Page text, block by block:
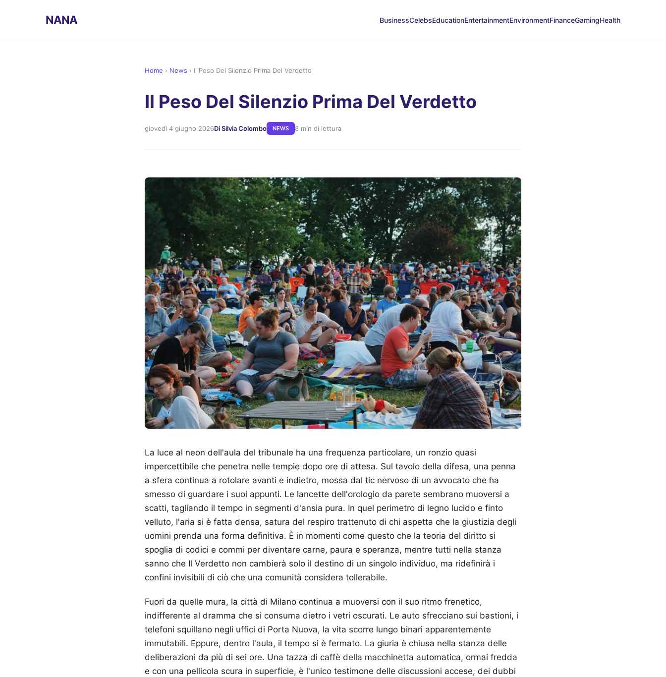
NANA BusinessCelebsEducationEntertainmentEnvironmentFinanceGamingHealth
Home › News › Il Peso Del Silenzio Prima Del Verdetto
Il Peso Del Silenzio Prima Del Verdetto
giovedì 4 giugno 2026Di Silvia Colombo NEWS 8 min di lettura
La luce al neon dell'aula del tribunale ha una frequenza particolare, un ronzio quasi
impercettibile che penetra nelle tempie dopo ore di attesa. Sul tavolo della difesa, una penna
a sfera continua a rotolare avanti e indietro, mossa dal tic nervoso di un avvocato che ha
smesso di guardare i suoi appunti. Le lancette dell'orologio da parete sembrano muoversi a
scatti, tagliando il tempo in segmenti d'ansia pura. In quel perimetro di legno lucido e finto
velluto, l'aria si è fatta densa, satura del respiro trattenuto di chi aspetta che la giustizia degli
uomini prenda una forma definitiva. È in momenti come questo che la teoria del diritto si
spoglia di codici e commi per diventare carne, paura e speranza, mentre tutti nella stanza
sanno che Il Verdetto non cambierà solo il destino di un singolo individuo, ma ridefinirà i
confini invisibili di ciò che una comunità considera tollerabile.
Fuori da quelle mura, la città di Milano continua a muoversi con il suo ritmo frenetico,
indifferente al dramma che si consuma dietro i vetri oscurati. Le auto sfrecciano sui bastioni, i
telefoni squillano negli uffici di Porta Nuova, la vita scorre lungo binari apparentemente
immutabili. Eppure, dentro l'aula, il tempo si è fermato. La giuria è chiusa nella stanza delle
deliberazioni da più di sei ore. Una tazza di caffè della macchinetta automatica, ormai fredda
e con una pellicola scura in superficie, è l'unico testimone delle discussioni accese, dei dubbi